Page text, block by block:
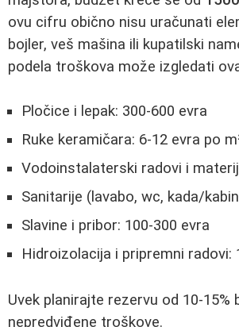
ovu cifru obično nisu uračunati
bojler, veš mašina ili kupatilski
podela troškova može izgledati
Pločice i lepak: 300-600 evra
Ruke keramičara: 6-12 evra po
Vodoinstalaterski radovi i
Sanitarije (lavabo, wc, kada/
Slavine i pribor: 100-300 evra
Hidroizolacija i pripremni radovi:
Uvek planirajte rezervu od 10-15%
nepredviđene troškove.